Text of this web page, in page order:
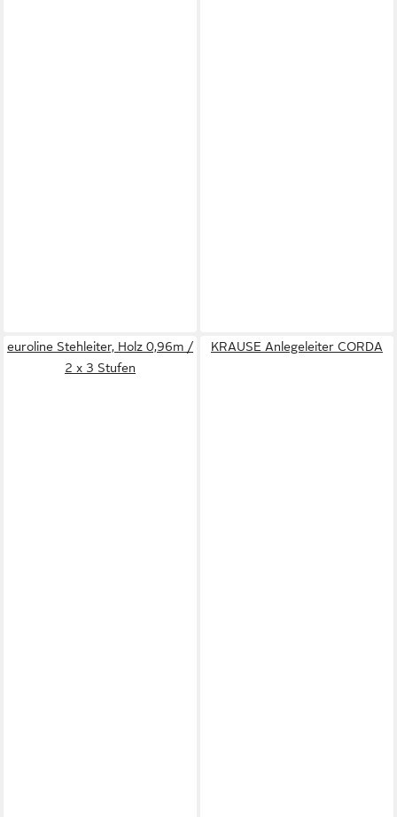
euroline Stehleiter, Holz 0,96m /
2 x 3 Stufen
KRAUSE Anlegeleiter CORDA